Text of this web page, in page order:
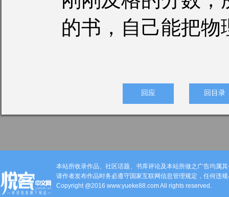
的书，自己能把
回应 回目录
本站所收录作品、社区话题、书库评论及本站所做之广告均属
请作者发布作品时务必遵守国家互联网信息管理规定，任何违
Copyright @2016 www.yueke88.com All rights reserved.